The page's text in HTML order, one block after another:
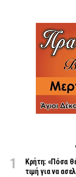
Κρήτη: «Πόσα
τιμή για να